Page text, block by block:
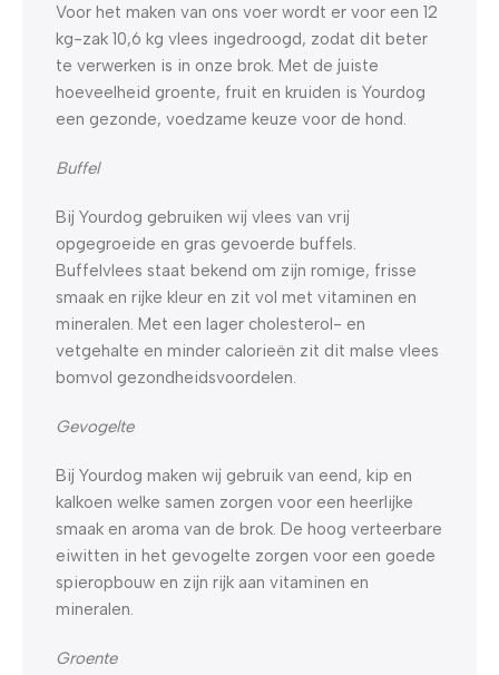
Voor het maken van ons voer wordt er voor een 12
kg-zak 10,6 kg vlees ingedroogd, zodat dit beter
te verwerken is in onze brok. Met de juiste
hoeveelheid groente, fruit en kruiden is Yourdog
een gezonde, voedzame keuze voor de hond.
Buffel
Bij Yourdog gebruiken wij vlees van vrij
opgegroeide en gras gevoerde buffels.
Buffelvlees staat bekend om zijn romige, frisse
smaak en rijke kleur en zit vol met vitaminen en
mineralen. Met een lager cholesterol- en
vetgehalte en minder calorieën zit dit malse vlees
bomvol gezondheidsvoordelen.
Gevogelte
Bij Yourdog maken wij gebruik van eend, kip en
kalkoen welke samen zorgen voor een heerlijke
smaak en aroma van de brok. De hoog verteerbare
eiwitten in het gevogelte zorgen voor een goede
spieropbouw en zijn rijk aan vitaminen en
mineralen.
Groente